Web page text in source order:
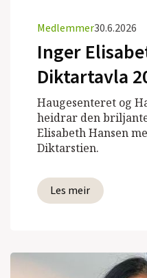
Medlemmer30.6.2026
Inger
Diktartavla
Haugesenteret og
heidrar den
Elisabeth Hansen
Diktarstien.
Les meir